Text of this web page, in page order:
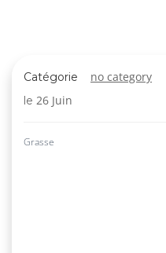
Catégorie no category
le 26 Juin
Grasse